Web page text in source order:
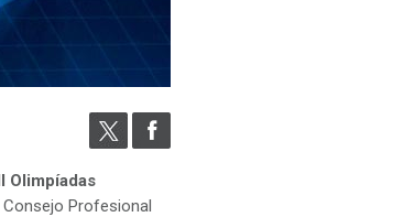
Olimpíadas
Profesional